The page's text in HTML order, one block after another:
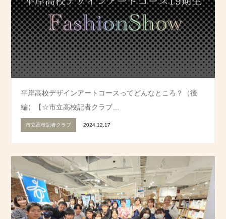
平岸高校デザインアートコースってどんなところ？（後
編）【☆市立高校記者クラブ…
市立高校記者クラブ 2024.12.17